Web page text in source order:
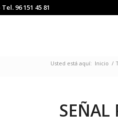
Tel. 96 151 45 81
Usted está aquí: Inicio /
SEÑAL